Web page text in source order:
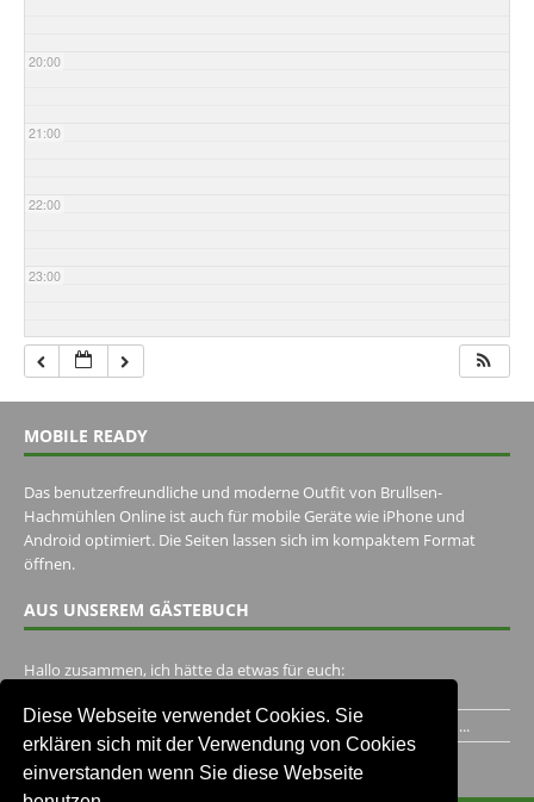
Diese Webseite verwendet Cookies. Sie
erklären sich mit der Verwendung von Cookies
einverstanden wenn Sie diese Webseite
20:00
21:00
22:00
23:00
MOBILE READY
Das benutzerfreundliche und moderne Outfit von Brullsen-
Hachmühlen Online ist auch für mobile Geräte wie iPhone und
Android optimiert. Die Seiten lassen sich im kompaktem Format
öffnen.
AUS UNSEREM GÄSTEBUCH
Hallo zusammen, ich hätte da etwas für euch:
Ich habe ein Jahr im Gasthaus Hugo Pape verbracht..Habe ihn...
Unser Gästebuch besuchen